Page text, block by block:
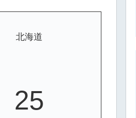
北海道
25